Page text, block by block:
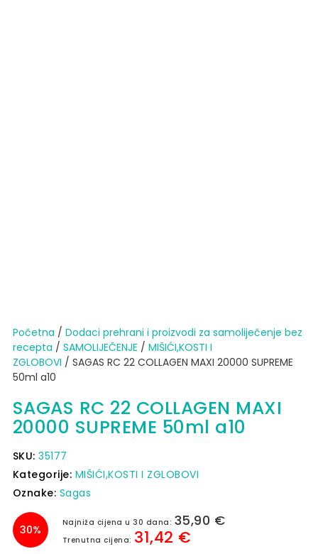
Početna / Dodaci prehrani i proizvodi za samoliječenje bez
recepta / SAMOLIJEČENJE / MIŠIĆI,KOSTI I
ZGLOBOVI / SAGAS RC 22 COLLAGEN MAXI 20000 SUPREME
50ml a10
SAGAS RC 22 COLLAGEN MAXI
20000 SUPREME 50ml a10
SKU:35177
Kategorije: MIŠIĆI,KOSTI I ZGLOBOVI
Oznake: Sagas
30%
Najniža cijena u 30 dana: 35,90 €
Trenutna cijena: 31,42 €